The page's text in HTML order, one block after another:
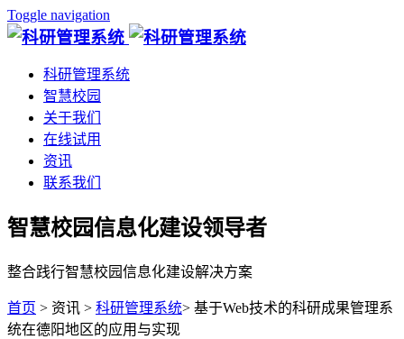
Toggle navigation
科研管理系统
智慧校园
关于我们
在线试用
资讯
联系我们
智慧校园信息化建设领导者
整合践行智慧校园信息化建设解决方案
首页 > 资讯 > 科研管理系统> 基于Web技术的科研成果管理系
统在德阳地区的应用与实现